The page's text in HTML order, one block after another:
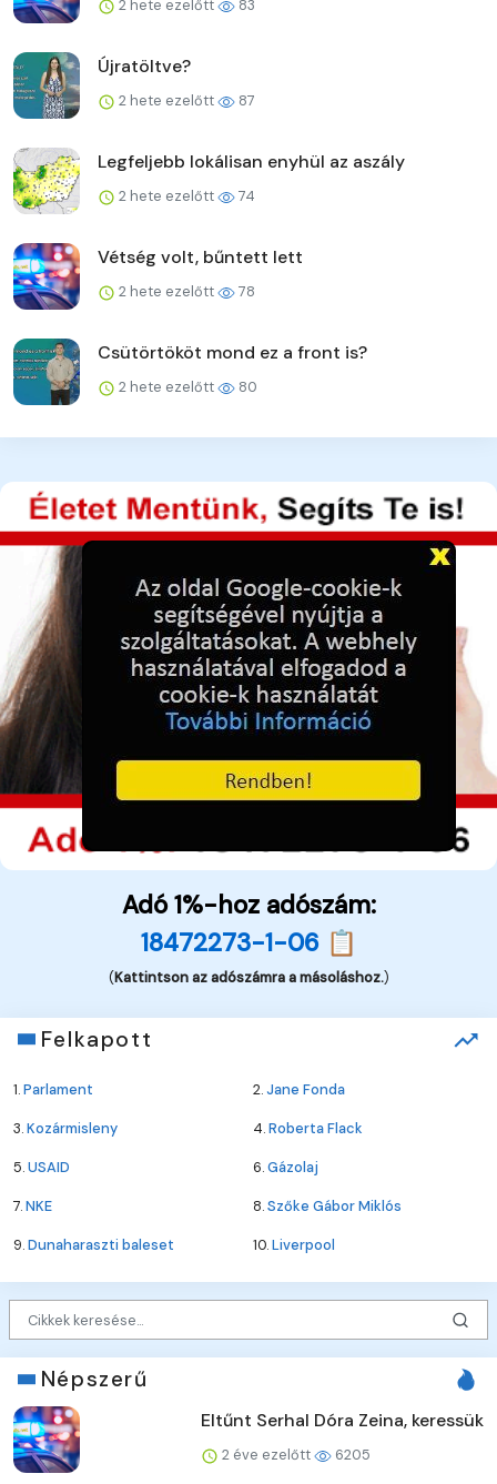
2 hete ezelőtt 83
Újratöltve?
2 hete ezelőtt 87
Legfeljebb lokálisan enyhül az aszály
2 hete ezelőtt 74
Vétség volt, bűntett lett
2 hete ezelőtt 78
Csütörtököt mond ez a front is?
2 hete ezelőtt 80
Adó 1%-hoz adószám:
18472273-1-06 📋
(Kattintson az adószámra a másoláshoz.)
Felkapott
1.Parlament 2.Jane Fonda
3.Kozármisleny 4.Roberta Flack
5.USAID 6.Gázolaj
7.NKE 8.Szőke Gábor Miklós
9.Dunaharaszti baleset 10.Liverpool
Népszerű
Eltűnt Serhal Dóra Zeina, keressük
2 éve ezelőtt 6205